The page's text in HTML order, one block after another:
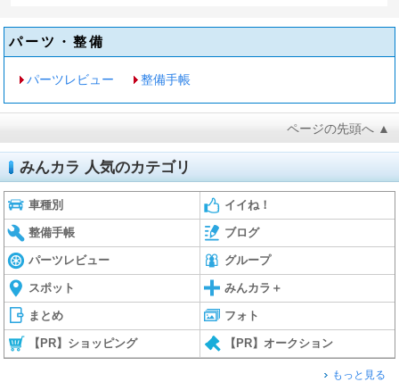
パーツ・整備
パーツレビュー 整備手帳
ページの先頭へ ▲
みんカラ 人気のカテゴリ
車種別 イイね！
整備手帳 ブログ
パーツレビュー グループ
スポット みんカラ＋
まとめ フォト
【PR】ショッピング 【PR】オークション
もっと見る